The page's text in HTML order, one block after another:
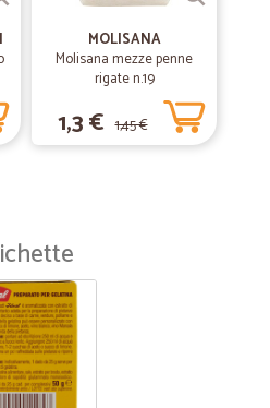
MOLISANA
Molisana mezze penne
rigate n.19
1,3 € 1,45 €